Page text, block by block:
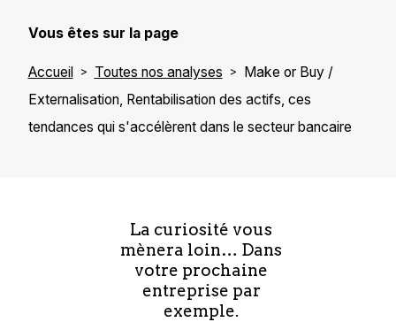
Vous êtes sur la page
Accueil Toutes nos analyses
Make or Buy /
Externalisation, Rentabilisation des actifs, ces
tendances qui s'accélèrent dans le secteur bancaire
La curiosité vous
mènera loin… Dans
votre prochaine
entreprise par
exemple.